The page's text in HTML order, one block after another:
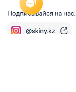
Подписывайся на нас:
@skiny.kz